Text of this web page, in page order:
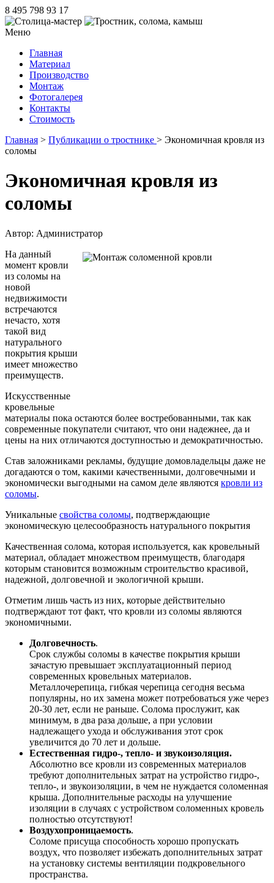
8 495 798 93 17
Меню
Главная
Материал
Производство
Монтаж
Фотогалерея
Контакты
Стоимость
Главная > Публикации о тростнике > Экономичная кровля из
соломы
Экономичная кровля из
соломы
Автор: Администратор
На данный
момент кровли
из соломы на
новой
недвижимости
встречаются
нечасто, хотя
такой вид
натурального
покрытия крыши
имеет множество
преимуществ.
Искусственные
кровельные
материалы пока остаются более востребованными, так как
современные покупатели считают, что они надежнее, да и
цены на них отличаются доступностью и демократичностью.
Став заложниками рекламы, будущие домовладельцы даже не
догадаются о том, какими качественными, долговечными и
экономически выгодными на самом деле являются кровли из
соломы.
Уникальные свойства соломы, подтверждающие
экономическую целесообразность натурального покрытия
Качественная солома, которая используется, как кровельный
материал, обладает множеством преимуществ, благодаря
которым становится возможным строительство красивой,
надежной, долговечной и экологичной крыши.
Отметим лишь часть из них, которые действительно
подтверждают тот факт, что кровли из соломы являются
экономичными.
Долговечность.
Срок службы соломы в качестве покрытия крыши
зачастую превышает эксплуатационный период
современных кровельных материалов.
Металлочерепица, гибкая черепица сегодня весьма
популярны, но их замена может потребоваться уже через
20-30 лет, если не раньше. Солома прослужит, как
минимум, в два раза дольше, а при условии
надлежащего ухода и обслуживания этот срок
увеличится до 70 лет и дольше.
Естественная гидро-, тепло- и звукоизоляция.
Абсолютно все кровли из современных материалов
требуют дополнительных затрат на устройство гидро-,
тепло-, и звукоизоляции, в чем не нуждается соломенная
крыша. Дополнительные расходы на улучшение
изоляции в случаях с устройством соломенных кровель
полностью отсутствуют!
Воздухопроницаемость.
Соломе присуща способность хорошо пропускать
воздух, что позволяет избежать дополнительных затрат
на установку системы вентиляции подкровельного
пространства.